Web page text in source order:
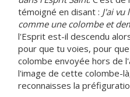
témoigné en disant : J'ai vu
comme une colombe et
l'Esprit est-il descendu
pour que tu voies, pour
colombe envoyée hors de
l'image de cette colombe-
reconnaisses la